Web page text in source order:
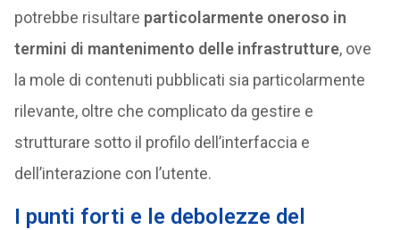
potrebbe risultare particolarmente oneroso in
termini di mantenimento delle infrastrutture, ove
la mole di contenuti pubblicati sia particolarmente
rilevante, oltre che complicato da gestire e
strutturare sotto il profilo dell’interfaccia e
dell’interazione con l’utente.
I punti forti e le debolezze del